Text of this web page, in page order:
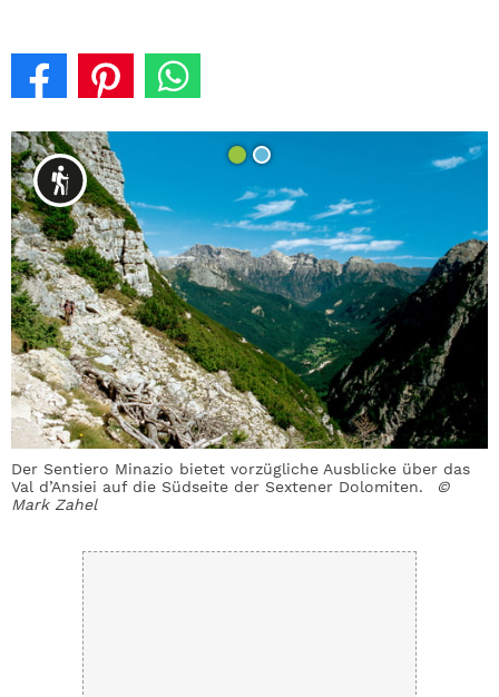
Der Sentiero Minazio bietet vorzügliche Ausblicke über das
Val d’Ansiei auf die Südseite der Sextener Dolomiten.
©
Mark Zahel